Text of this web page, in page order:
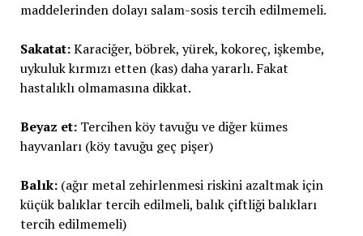
maddelerinden dolayı salam-sosis tercih edilmemeli.
Sakatat:Karaciğer, böbrek, yürek, kokoreç, işkembe,
uykuluk kırmızı etten (kas) daha yararlı. Fakat
hastalıklı olmamasına dikkat.
Beyaz et:Tercihen köy tavuğu ve diğer kümes
hayvanları (köy tavuğu geç pişer)
Balık:(ağır metal zehirlenmesi riskini azaltmak için
küçük balıklar tercih edilmeli, balık çiftliği balıkları
tercih edilmemeli)